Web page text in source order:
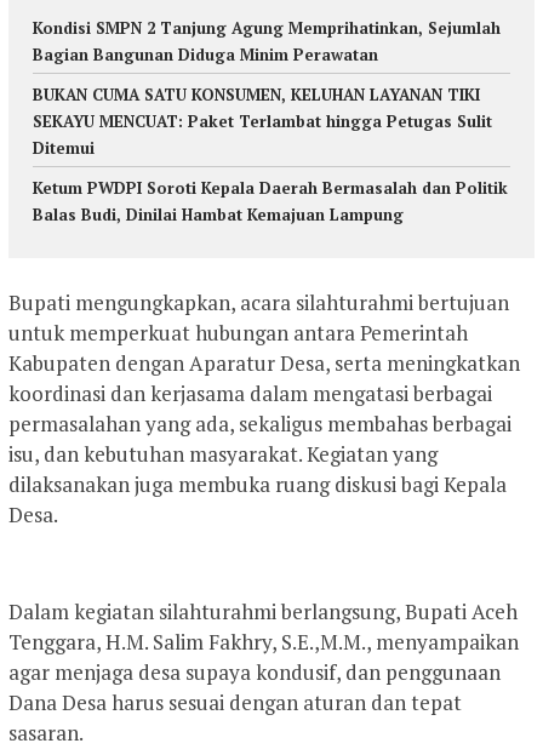
Kondisi SMPN 2 Tanjung Agung Memprihatinkan, Sejumlah
Bagian Bangunan Diduga Minim Perawatan
BUKAN CUMA SATU KONSUMEN, KELUHAN LAYANAN TIKI
SEKAYU MENCUAT: Paket Terlambat hingga Petugas Sulit
Ditemui
Ketum PWDPI Soroti Kepala Daerah Bermasalah dan Politik
Balas Budi, Dinilai Hambat Kemajuan Lampung
Bupati mengungkapkan, acara silahturahmi bertujuan
untuk memperkuat hubungan antara Pemerintah
Kabupaten dengan Aparatur Desa, serta meningkatkan
koordinasi dan kerjasama dalam mengatasi berbagai
permasalahan yang ada, sekaligus membahas berbagai
isu, dan kebutuhan masyarakat. Kegiatan yang
dilaksanakan juga membuka ruang diskusi bagi Kepala
Desa.
Dalam kegiatan silahturahmi berlangsung, Bupati Aceh
Tenggara, H.M. Salim Fakhry, S.E.,M.M., menyampaikan
agar menjaga desa supaya kondusif, dan penggunaan
Dana Desa harus sesuai dengan aturan dan tepat
sasaran.